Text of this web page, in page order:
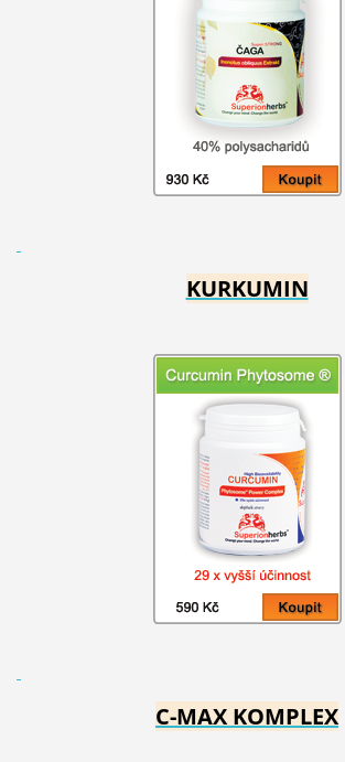
KURKUMIN
C-MAX KOMPLEX